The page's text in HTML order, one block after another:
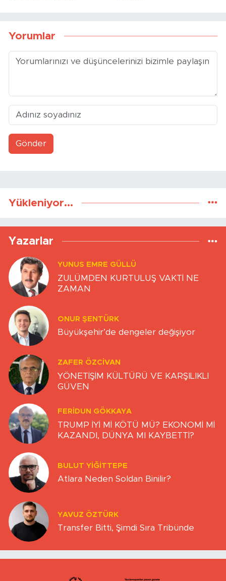
Yorumlar
Gönder
Yükleniyor...
Yazarlar
YUNUS EMRE GÜLLÜ
ZULÜMDEN KURTULUŞ VAKTİ NE
ZAMAN
ONUR ŞENTÜRK
Büyükşehir’de dengeler değişiyor
ZAFER ÖZCIVAN
YÖNETİŞİM KÜLTÜRÜ VE KARŞILIKLI
GÜVEN
FERIDUN GÖKKAYA
TRUMP İYİ Mİ KÖTÜ MÜ? EKONOMİ Mİ
KAZANDI, DÜNYA MI KAYBETTİ?
BULUT YİĞİTTEPE
Atlara Neden Soldan Binilir?
YAVUZ ÖZTÜRK
Transfer Bitti, Şimdi Sıra Tribünde